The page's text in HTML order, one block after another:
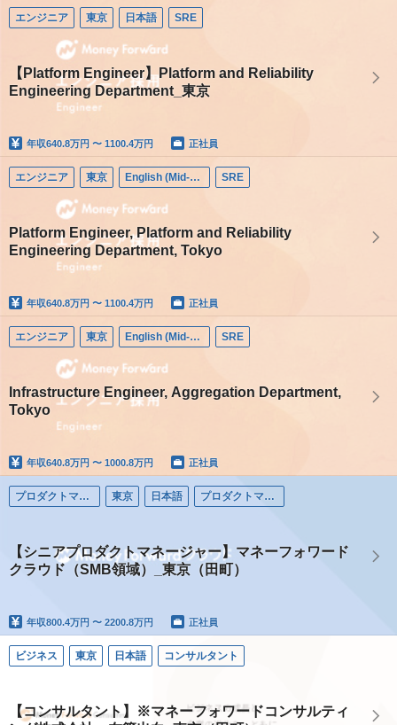
エンジニア 東京 日本語 SRE
【Platform Engineer】Platform and Reliability
Engineering Department_東京
年収640.8万円 〜 1100.4万円 正社員
エンジニア 東京 English (Mid-career) SRE
Platform Engineer, Platform and Reliability
Engineering Department, Tokyo
年収640.8万円 〜 1100.4万円 正社員
エンジニア 東京 English (Mid-career) SRE
Infrastructure Engineer, Aggregation Department,
Tokyo
年収640.8万円 〜 1000.8万円 正社員
プロダクトマネージャー 東京 日本語 プロダクトマネージャー
【シニアプロダクトマネージャー】マネーフォワード
クラウド（SMB領域）_東京（田町）
年収800.4万円 〜 2200.8万円 正社員
ビジネス 東京 日本語 コンサルタント
【コンサルタント】※マネーフォワードコンサルティ